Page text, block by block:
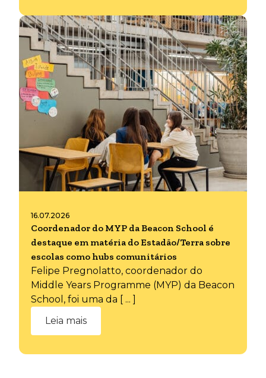
16.07.2026
Coordenador do MYP da Beacon School é
destaque em matéria do Estadão/Terra sobre
escolas como hubs comunitários
Felipe Pregnolatto, coordenador do
Middle Years Programme (MYP) da Beacon
School, foi uma da [ ... ]
Leia mais